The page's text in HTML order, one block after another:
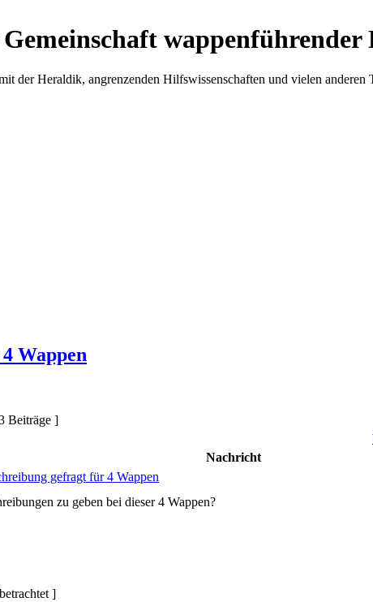
wappenführender
der Heraldik, angrenzenden Hilfswissenschaften und vielen anderen
Wappen
Beiträge ]
Nachricht
gefragt für 4 Wappen
zu geben bei dieser 4 Wappen?
]